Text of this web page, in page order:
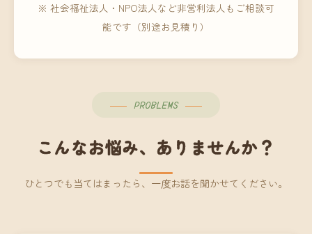
※ 社会福祉法人・NPO法人など非営利法人もご相談可
能です（別途お見積り）
PROBLEMS
こんなお悩み、ありませんか？
ひとつでも当てはまったら、一度お話を聞かせてください。